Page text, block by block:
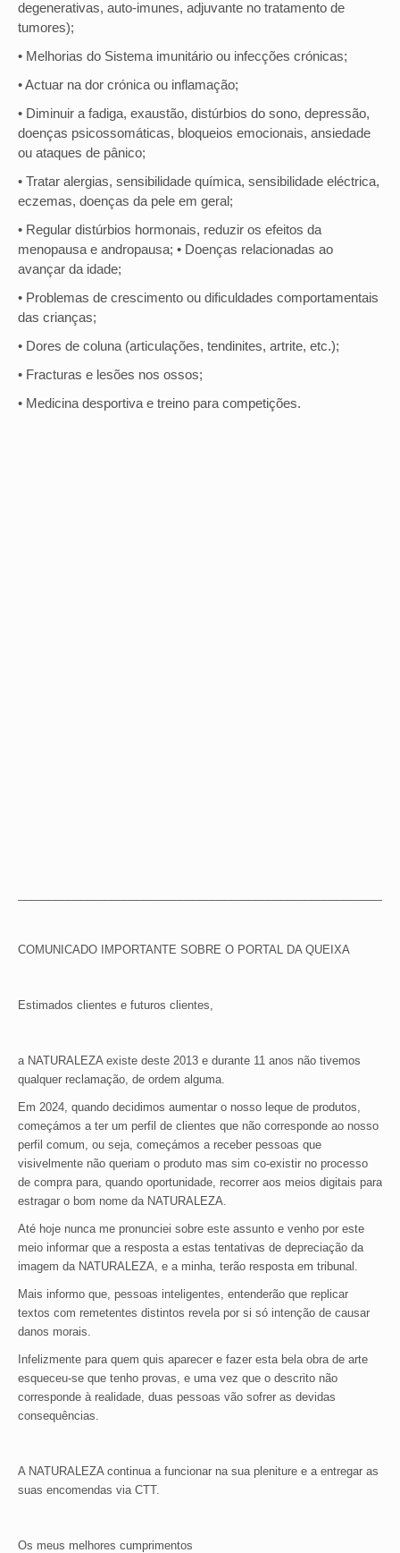
degenerativas, auto-imunes, adjuvante no tratamento de
tumores);
• Melhorias do Sistema imunitário ou infecções crónicas;
• Actuar na dor crónica ou inflamação;
• Diminuir a fadiga, exaustão, distúrbios do sono, depressão,
doenças psicossomáticas, bloqueios emocionais, ansiedade
ou ataques de pânico;
• Tratar alergias, sensibilidade química, sensibilidade eléctrica,
eczemas, doenças da pele em geral;
• Regular distúrbios hormonais, reduzir os efeitos da
menopausa e andropausa; • Doenças relacionadas ao
avançar da idade;
• Problemas de crescimento ou dificuldades comportamentais
das crianças;
• Dores de coluna (articulações, tendinites, artrite, etc.);
• Fracturas e lesões nos ossos;
• Medicina desportiva e treino para competições.
COMUNICADO IMPORTANTE SOBRE O PORTAL DA QUEIXA
Estimados clientes e futuros clientes,
a NATURALEZA existe deste 2013 e durante 11 anos não tivemos
qualquer reclamação, de ordem alguma.
Em 2024, quando decidimos aumentar o nosso leque de produtos,
começámos a ter um perfil de clientes que não corresponde ao nosso
perfil comum, ou seja, começámos a receber pessoas que
visivelmente não queriam o produto mas sim co-existir no processo
de compra para, quando oportunidade, recorrer aos meios digitais para
estragar o bom nome da NATURALEZA.
Até hoje nunca me pronunciei sobre este assunto e venho por este
meio informar que a resposta a estas tentativas de depreciação da
imagem da NATURALEZA, e a minha, terão resposta em tribunal.
Mais informo que, pessoas inteligentes, entenderão que replicar
textos com remetentes distintos revela por si só intenção de causar
danos morais.
Infelizmente para quem quis aparecer e fazer esta bela obra de arte
esqueceu-se que tenho provas, e uma vez que o descrito não
corresponde à realidade, duas pessoas vão sofrer as devidas
consequências.
A NATURALEZA continua a funcionar na sua pleniture e a entregar as
suas encomendas via CTT.
Os meus melhores cumprimentos